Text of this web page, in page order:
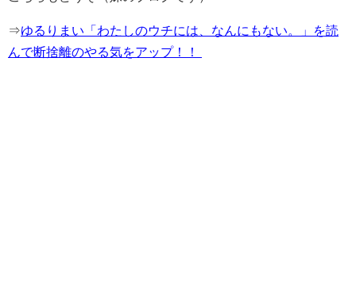
⇒ゆるりまい「わたしのウチには、なんにもない。」を読
んで断捨離のやる気をアップ！！